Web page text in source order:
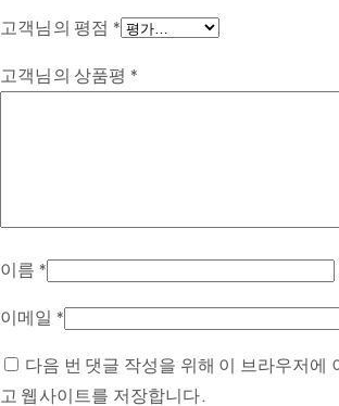
고객님의 평점 *
고객님의 상품평 *
이름 *
이메일 *
다음 번 댓글 작성을 위해 이 브라우저에
고 웹사이트를 저장합니다.